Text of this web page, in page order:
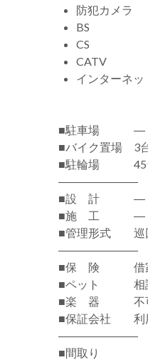
防犯カメラ
BS
CS
CATV
インターネッ
■駐車場 ―
■バイク置場 3
■駐輪場 45
―――――――
■設 計 ―
■施 工 ―
■管理形式 巡
―――――――
■保 険 借家人
■ペット 相談
■楽 器 不
■保証会社 利
―――――――
■間取り